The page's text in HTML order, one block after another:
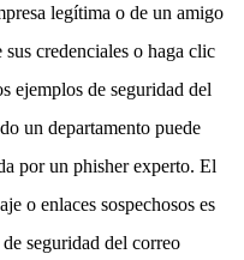
legítima o de un amigo
credenciales o haga clic
ejemplos de seguridad del
un departamento puede
por un phisher experto. El
o enlaces sospechosos es
seguridad del correo